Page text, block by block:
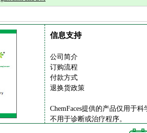
信息支持
公司简介
订购流程
付款方式
退换货政策
ChemFaces提供的产品仅用于
不用于诊断或治疗程序。